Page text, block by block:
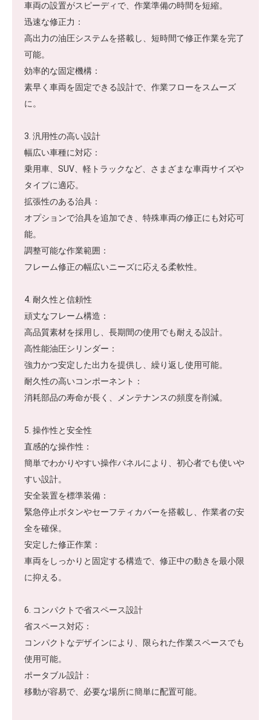
車両の設置がスピーディで、作業準備の時間を短縮。
迅速な修正力：
高出力の油圧システムを搭載し、短時間で修正作業を完了
可能。
効率的な固定機構：
素早く車両を固定できる設計で、作業フローをスムーズ
に。
3. 汎用性の高い設計
幅広い車種に対応：
乗用車、SUV、軽トラックなど、さまざまな車両サイズや
タイプに適応。
拡張性のある治具：
オプションで治具を追加でき、特殊車両の修正にも対応可
能。
調整可能な作業範囲：
フレーム修正の幅広いニーズに応える柔軟性。
4. 耐久性と信頼性
頑丈なフレーム構造：
高品質素材を採用し、長期間の使用でも耐える設計。
高性能油圧シリンダー：
強力かつ安定した出力を提供し、繰り返し使用可能。
耐久性の高いコンポーネント：
消耗部品の寿命が長く、メンテナンスの頻度を削減。
5. 操作性と安全性
直感的な操作性：
簡単でわかりやすい操作パネルにより、初心者でも使いや
すい設計。
安全装置を標準装備：
緊急停止ボタンやセーフティカバーを搭載し、作業者の安
全を確保。
安定した修正作業：
車両をしっかりと固定する構造で、修正中の動きを最小限
に抑える。
6. コンパクトで省スペース設計
省スペース対応：
コンパクトなデザインにより、限られた作業スペースでも
使用可能。
ポータブル設計：
移動が容易で、必要な場所に簡単に配置可能。